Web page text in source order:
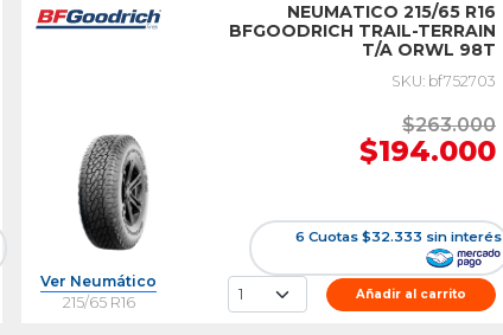
NEUMATICO 215/65 R16
BFGOODRICH TRAIL-TERRAIN
T/A ORWL 98T
SKU: bf752703
$263.000
$194.000
6 Cuotas $32.333 sin interés
Ver Neumático
215/65 R16
Añadir al carrito